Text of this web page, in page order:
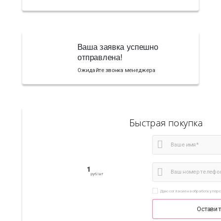
Ваша заявка успешно
отправлена!
Ожидайте звонка менеджера
Быстрая покупка
1 руб/шт
Даю согласие на обработку